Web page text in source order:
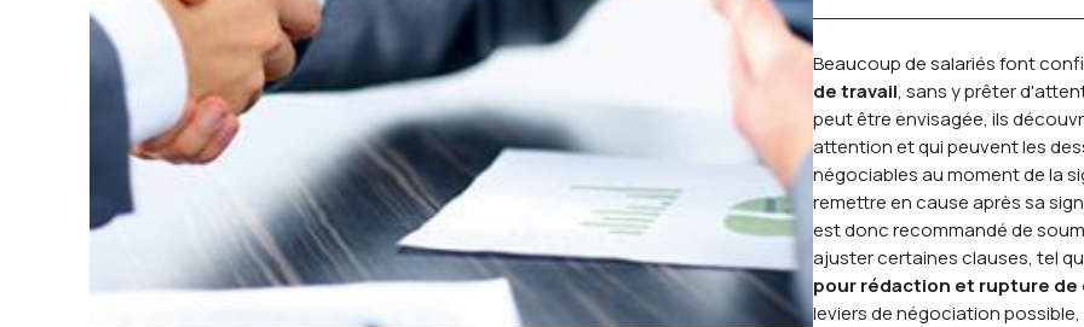
Beaucoup de salariés font
de travail, sans y prêter
peut être envisagée, ils
attention et qui peuvent les
négociables au moment de la
remettre en cause après sa
est donc recommandé de
ajuster certaines clauses, tel
pour rédaction et rupture de
leviers de négociation